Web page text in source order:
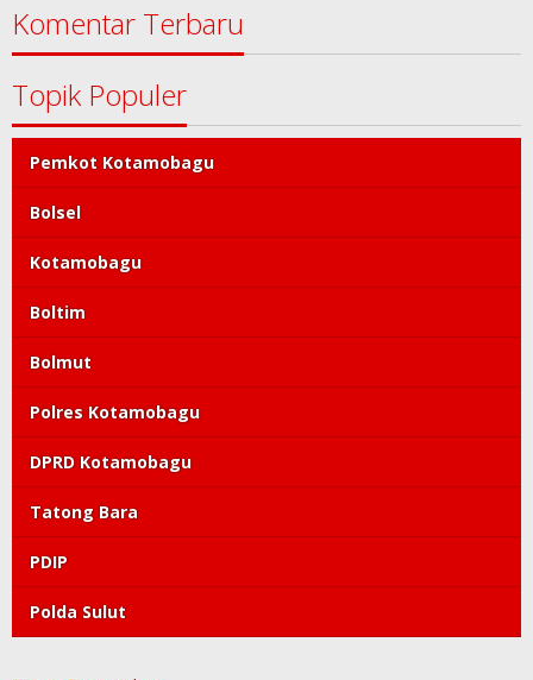
Komentar Terbaru
Topik Populer
Pemkot Kotamobagu
Bolsel
Kotamobagu
Boltim
Bolmut
Polres Kotamobagu
DPRD Kotamobagu
Tatong Bara
PDIP
Polda Sulut